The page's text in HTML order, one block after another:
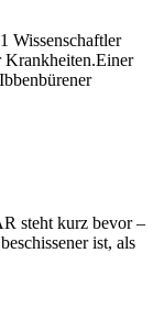
Wissenschaftler
Krankheiten.Einer
steht kurz bevor –
ist, als